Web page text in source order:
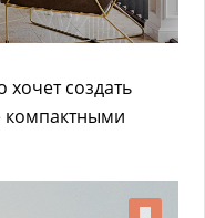
хочет создать
компактными